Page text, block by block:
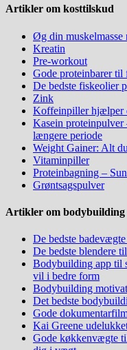
Artikler om kosttilskud
Øg din muskelmasse
Kreatin
Pre-workout
Gode proteinbarer
De bedste fiskeolier
Zink
Koffeinpiller hjælper
Kasein proteinpulver
længere periode
Weight Gainer: Alt
Vitaminpiller
Proteinbagning –
Grøntsagspulver
Artikler om bodybuilding
De bedste
De bedste blendere
Bodybuilding app til
vil i bedre form
Bodybuilding
Det bedste
Gode
Kai Greene
Gode køkkenvægte